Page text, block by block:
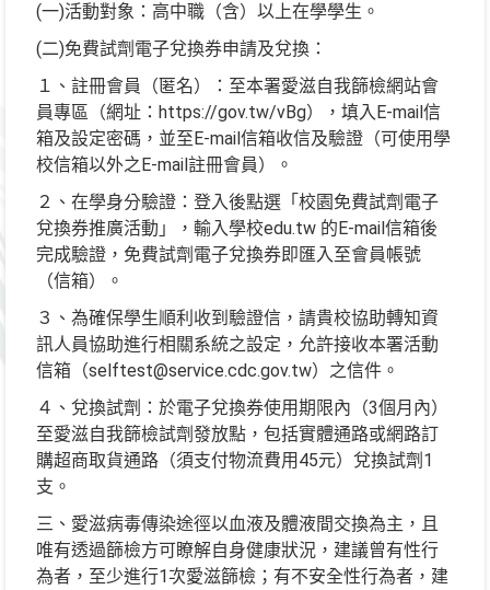
(一)活動對象：高中職（含）以上在學學生。
(二)免費試劑電子兌換券申請及兌換：
１、註冊會員（匿名）：至本署愛滋自我篩檢網站會
員專區（網址：https://gov.tw/vBg），填入E-mail信
箱及設定密碼，並至E-mail信箱收信及驗證（可使用學
校信箱以外之E-mail註冊會員）。
２、在學身分驗證：登入後點選「校園免費試劑電子
兌換券推廣活動」，輸入學校edu.tw 的E-mail信箱後
完成驗證，免費試劑電子兌換券即匯入至會員帳號
（信箱）。
３、為確保學生順利收到驗證信，請貴校協助轉知資
訊人員協助進行相關系統之設定，允許接收本署活動
信箱（selftest@service.cdc.gov.tw）之信件。
４、兌換試劑：於電子兌換券使用期限內（3個月內）
至愛滋自我篩檢試劑發放點，包括實體通路或網路訂
購超商取貨通路（須支付物流費用45元）兌換試劑1
支。
三、愛滋病毒傳染途徑以血液及體液間交換為主，且
唯有透過篩檢方可瞭解自身健康狀況，建議曾有性行
為者，至少進行1次愛滋篩檢；有不安全性行為者，建